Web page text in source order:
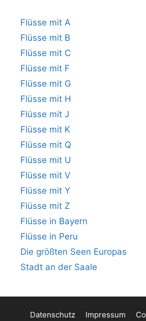
Flüsse mit A
Flüsse mit B
Flüsse mit C
Flüsse mit F
Flüsse mit G
Flüsse mit H
Flüsse mit J
Flüsse mit K
Flüsse mit Q
Flüsse mit U
Flüsse mit V
Flüsse mit Y
Flüsse mit Z
Flüsse in Bayern
Flüsse in Peru
Die größten Seen Europas
Stadt an der Saale
Datenschutz Impressum